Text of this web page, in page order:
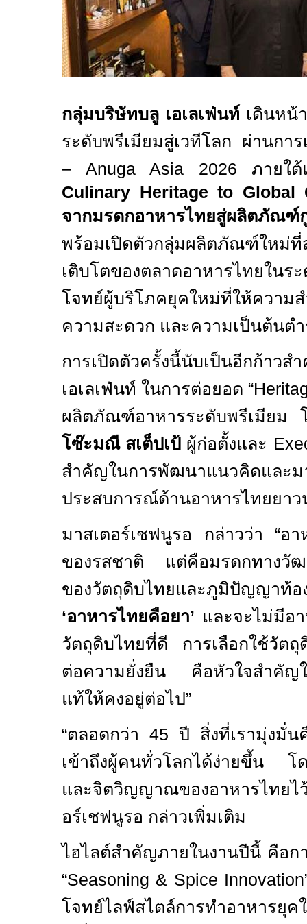
กลุ่มบริษัทบลู เอเลเฟ่นท์ เดินหน้
ระดับพรีเมียมสู่เวทีโลก ผ่านกา
– Anuga Asia 2026 ภายใ
Culinary Heritage to Global
จากมรดกอาหารไทยสู่ผลิตภัณฑ์
พร้อมเปิดตัวกลุ่มผลิตภัณฑ์ใหม่ที่
เติบโตของตลาดอาหารไทยใ
โจทย์ผู้บริโภคยุคใหม่ที่ให้ควา
ความสะดวก และความเป็นต้นต
การเปิดตัวครั้งนี้นับเป็นอีกก้าว
เอเลเฟ่นท์ ในการต่อยอด “
ผลิตภัณฑ์อาหารระดับพรีเมียม
โซ๊ะมณี สเต็ปเป้ ผู้ก่อตั้งและ
สำคัญในการพัฒนาแนวคิดและม
ประสบการณ์ด้านอาหารไทยยาว
มาสเตอร์เชฟนูรอ กล่าวว่า “อา
ของรสชาติ แต่คือมรดกทางวั
ของวัตถุดิบไทยและภูมิปัญญาท้
‘อาหารไทยคือยา’ และจะไม่มีอ
วัตถุดิบไทยที่ดี การเลือกใช้วัต
ต่อความยั่งยืน คือหัวใจสำคัญใ
แท้ให้คงอยู่ต่อไป”
“ตลอดกว่า 45 ปี สิ่งที่เรามุ่งมั่น
เข้าถึงผู้คนทั่วโลกได้ง่ายขึ้น โ
และจิตวิญญาณของอาหารไทยไ
อร์เชฟนูรอ กล่าวเพิ่มเติม
ไฮไลต์สำคัญภายในงานปีนี้ คือ
“Seasoning & Spice
โจทย์ไลฟ์สไตล์การทำอาหาร